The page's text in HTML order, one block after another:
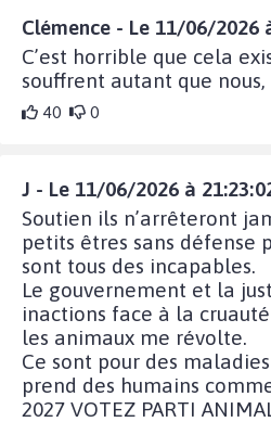
Clémence - Le 11/06/2026
C’est horrible que cela
souffrent autant que
40 0
J - Le 11/06/2026 à
Soutien ils n’arrêteront
petits êtres sans défense
sont tous des incapables.
Le gouvernement et la
inactions face à la
les animaux me révolte.
Ce sont pour des
prend des humains
2027 VOTEZ PARTI